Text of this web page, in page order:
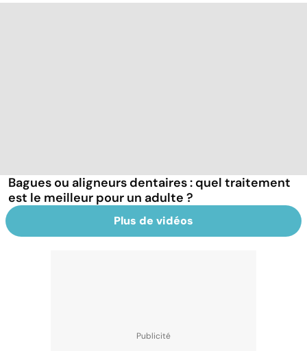
Bagues ou aligneurs dentaires : quel traitement
est le meilleur pour un adulte ?
Plus de vidéos